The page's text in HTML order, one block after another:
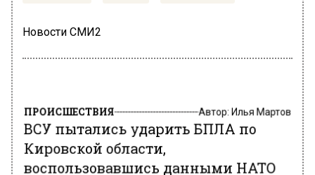
Новости СМИ2
ПРОИСШЕСТВИЯ Автор:Илья Мартов
ВСУ пытались ударить БПЛА по
Кировской области,
воспользовавшись данными НАТО